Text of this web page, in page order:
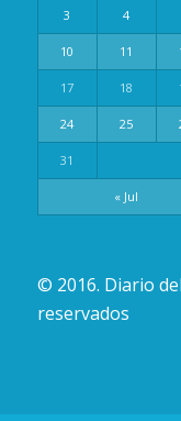
« Jul
3 4
10 11
17 18
24 25
31
© 2016. Diario
reservados